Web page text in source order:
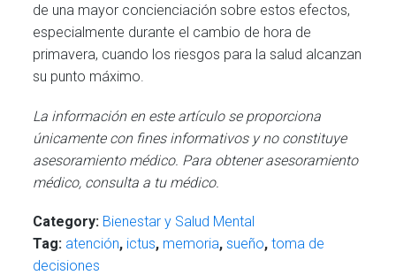
de una mayor concienciación sobre estos efectos,
especialmente durante el cambio de hora de
primavera, cuando los riesgos para la salud alcanzan
su punto máximo.
La información en este artículo se proporciona
únicamente con fines informativos y no constituye
asesoramiento médico. Para obtener asesoramiento
médico, consulta a tu médico.
Category: Bienestar y Salud Mental
Tag: atención, ictus, memoria,sueño,toma de
decisiones